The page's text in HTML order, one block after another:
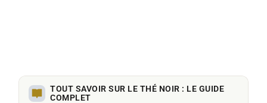
TOUT SAVOIR SUR LE THÉ NOIR : LE GUIDE
COMPLET